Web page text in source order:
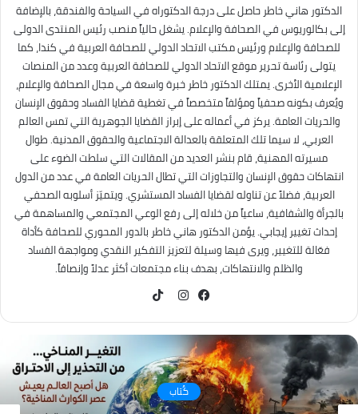
الدكتور هاني خاطر حاصل على درجة الدكتوراه في السياحة والفندقة، بالإضافة
إلى بكالوريوس في الصحافة والإعلام. يشغل حالياً منصب رئيس المنتدى الدولى
للصحافة والإعلام ورئيس مكتب الاتحاد الدولي للصحافة العربية في كندا، كما
يتولى رئاسة تحرير موقع الاتحاد الدولي للصحافة العربية وعدد من المنصات
الإعلامية الأخرى. يمتلك الدكتور خاطر خبرة واسعة في مجال الصحافة والإعلام،
ويُعرف بكونه صحفياً ومؤلفاً متخصصاً في تغطية قضايا الفساد وحقوق الإنسان
والحريات العامة. يركز في أعماله على إبراز القضايا الجوهرية التي تمس العالم
العربي، لا سيما تلك المتعلقة بالعدالة الاجتماعية والحقوق المدنية. طوال
مسيرته المهنية، قام بنشر العديد من المقالات التي سلطت الضوء على
انتهاكات حقوق الإنسان والتجاوزات التي تطال الحريات العامة في عدد من الدول
العربية، فضلاً عن تناوله لقضايا الفساد المستشري. ويتميّز أسلوبه الصحفي
بالجرأة والشفافية، ساعياً من خلاله إلى رفع الوعي المجتمعي والمساهمة في
إحداث تغيير إيجابي. يؤمن الدكتور هاني خاطر بالدور المحوري للصحافة كأداة
فعّالة للتغيير، ويرى فيها وسيلة لتعزيز التفكير النقدي ومواجهة الفساد
والظلم والانتهاكات، بهدف بناء مجتمعات أكثر عدلاً وإنصافاً.
كُتاب